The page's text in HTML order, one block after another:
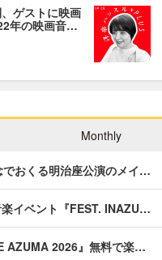
ゲストに映画
年の映画音…
Monthly
おくる明治座公演のメイ…
イベント『FEST. INAZU…
AZUMA 2026』無料で楽…